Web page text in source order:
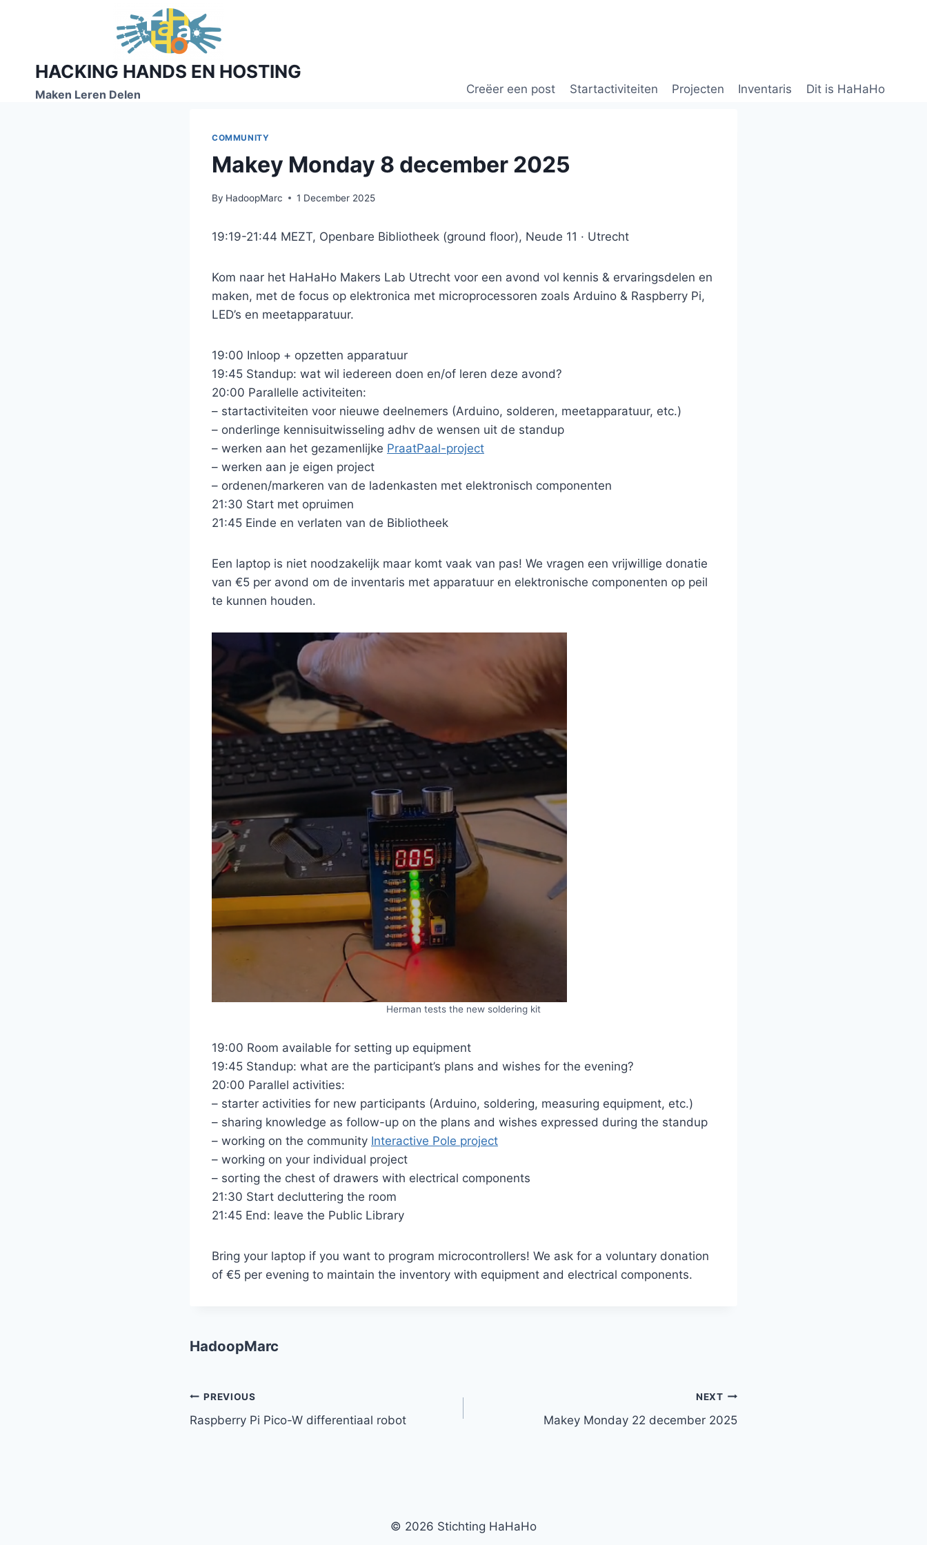
HACKING HANDS EN HOSTING
Maken Leren Delen Creëer een post Startactiviteiten Projecten Inventaris Dit is HaHaHo
COMMUNITY
Makey Monday 8 december 2025
By HadoopMarc 1 December 2025
19:19-21:44 MEZT, Openbare Bibliotheek (ground floor), Neude 11 · Utrecht
Kom naar het HaHaHo Makers Lab Utrecht voor een avond vol kennis & ervaringsdelen en
maken, met de focus op elektronica met microprocessoren zoals Arduino & Raspberry Pi,
LED’s en meetapparatuur.
19:00 Inloop + opzetten apparatuur
19:45 Standup: wat wil iedereen doen en/of leren deze avond?
20:00 Parallelle activiteiten:
– startactiviteiten voor nieuwe deelnemers (Arduino, solderen, meetapparatuur, etc.)
– onderlinge kennisuitwisseling adhv de wensen uit de standup
– werken aan het gezamenlijke PraatPaal-project
– werken aan je eigen project
– ordenen/markeren van de ladenkasten met elektronisch componenten
21:30 Start met opruimen
21:45 Einde en verlaten van de Bibliotheek
Een laptop is niet noodzakelijk maar komt vaak van pas! We vragen een vrijwillige donatie
van €5 per avond om de inventaris met apparatuur en elektronische componenten op peil
te kunnen houden.
Herman tests the new soldering kit
19:00 Room available for setting up equipment
19:45 Standup: what are the participant’s plans and wishes for the evening?
20:00 Parallel activities:
– starter activities for new participants (Arduino, soldering, measuring equipment, etc.)
– sharing knowledge as follow-up on the plans and wishes expressed during the standup
– working on the community Interactive Pole project
– working on your individual project
– sorting the chest of drawers with electrical components
21:30 Start decluttering the room
21:45 End: leave the Public Library
Bring your laptop if you want to program microcontrollers! We ask for a voluntary donation
of €5 per evening to maintain the inventory with equipment and electrical components.
HadoopMarc
Post
navigation
PREVIOUS
Raspberry Pi Pico-W differentiaal robot
NEXT
Makey Monday 22 december 2025
© 2026 Stichting HaHaHo